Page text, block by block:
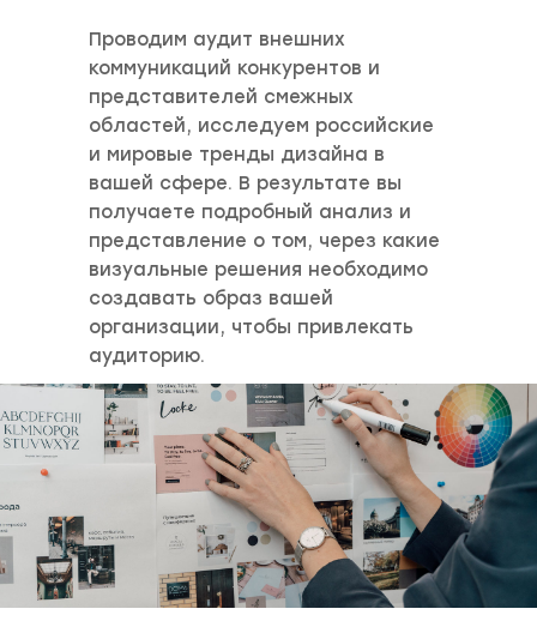
Проводим аудит внешних
коммуникаций конкурентов и
представителей смежных
областей, исследуем российские
и мировые тренды дизайна в
вашей сфере. В результате вы
получаете подробный анализ и
представление о том, через какие
визуальные решения необходимо
создавать образ вашей
организации, чтобы привлекать
аудиторию.